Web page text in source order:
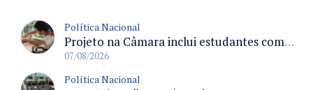
Política Nacional
Projeto na Câmara inclui estudantes com deficiência no regime escolar especial da LDB e estabelece critérios para frequência
07/08/2026
Política Nacional